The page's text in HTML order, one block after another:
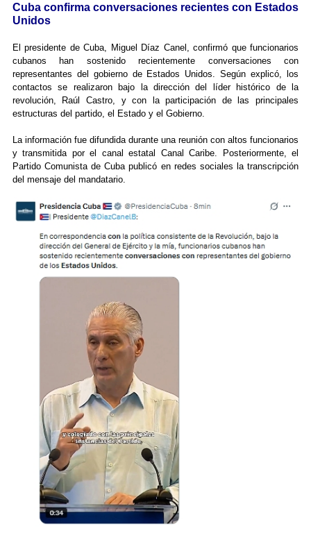
Cuba confirma conversaciones recientes con Estados
Unidos
El presidente de Cuba, Miguel Díaz Canel, confirmó que funcionarios
cubanos han sostenido recientemente conversaciones con
representantes del gobierno de Estados Unidos. Según explicó, los
contactos se realizaron bajo la dirección del líder histórico de la
revolución, Raúl Castro, y con la participación de las principales
estructuras del partido, el Estado y el Gobierno.
La información fue difundida durante una reunión con altos funcionarios
y transmitida por el canal estatal Canal Caribe. Posteriormente, el
Partido Comunista de Cuba publicó en redes sociales la transcripción
del mensaje del mandatario.